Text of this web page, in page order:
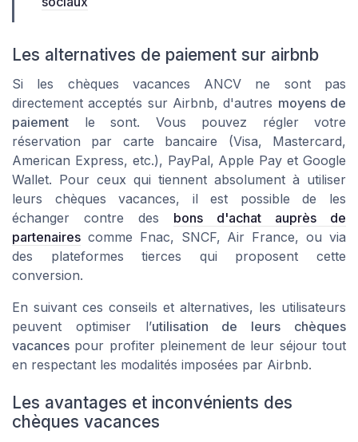
Les alternatives de paiement sur airbnb
Si les chèques vacances ANCV ne sont pas
directement acceptés sur Airbnb, d'autres moyens de
paiement le sont. Vous pouvez régler votre
réservation par carte bancaire (Visa, Mastercard,
American Express, etc.), PayPal, Apple Pay et Google
Wallet. Pour ceux qui tiennent absolument à utiliser
leurs chèques vacances, il est possible de les
échanger contre des bons d'achat auprès de
partenaires comme Fnac, SNCF, Air France, ou via
des plateformes tierces qui proposent cette
conversion.
En suivant ces conseils et alternatives, les utilisateurs
peuvent optimiser l’utilisation de leurs chèques
vacances pour profiter pleinement de leur séjour tout
en respectant les modalités imposées par Airbnb.
Les avantages et inconvénients des
chèques vacances